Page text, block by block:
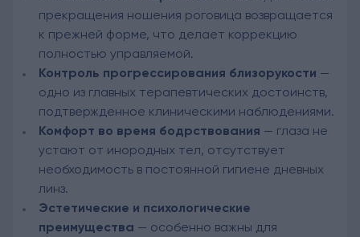
прекращения ношения роговица возвращается
к прежней форме, что делает коррекцию
полностью управляемой.
Контроль прогрессирования близорукости —
одно из главных терапевтических достоинств,
подтвержденное клиническими наблюдениями.
Комфорт во время бодрствования — глаза не
устают от инородных тел, отсутствует
необходимость в постоянной гигиене дневных
линз.
Эстетические и психологические
преимущества — особенно важны для